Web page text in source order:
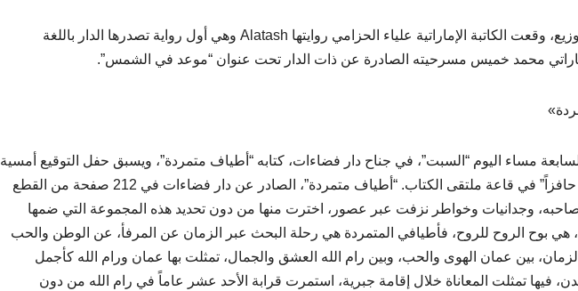
وفي جناح دار كُتاب للنشر والتوزيع، وقعت الكاتبة الإماراتية علياء الحزامي روايتها Alatash وهي أول رواية تصدرها الدار باللغة
محمد خميس مسرحيته الصادرة عن ذات الدار تحت عنوان “موعد في الشمس”.
مساء اليوم “السبت”، في جناح دار فضاءات، كتابه “أطياف متمردة”، ويسبق حفل التوقيع أمسية
للجيوسي حول “التراث بوصفه حافزاً” في قاعة ملتقى الكتاب. “أطياف متمردة”، الصادر عن دار فضاءات في 212 صفحة من القطع
وجدانيات وخواطر نزفت عبر عصور، اخترت منها من دون تحديد هذه المجموعة التي ضمها
هي بوح الروح للروح، فأطيافي المتمردة هي رحلة البحث عبر الزمان عن المرفأ، عن الوطن والحب
بين عمان الهوى والحب، وبين رام الله العشق والجمال، تمثلت بها عمان ورام الله كأجمل
فيها تمثلت المعاناة خلال إقامة جبرية، استمرت قرابة الأحد عشر عاماً في رام الله من دون